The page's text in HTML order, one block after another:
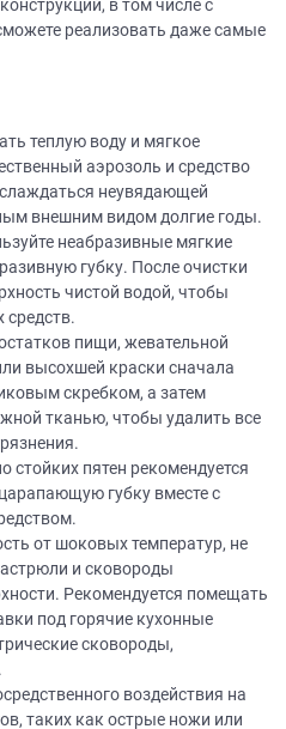
в том числе с
реализовать даже самые
теплую воду и мягкое
аэрозоль и средство
неувядающей
внешним видом долгие годы.
неабразивные мягкие
губку. После очистки
чистой водой, чтобы
средств.
пищи, жевательной
высохшей краски сначала
скребком, а затем
тканью, чтобы удалить все
стойких пятен рекомендуется
губку вместе с
от шоковых температур, не
и сковороды
Рекомендуется помещать
под горячие кухонные
сковороды,
воздействия на
таких как острые ножи или